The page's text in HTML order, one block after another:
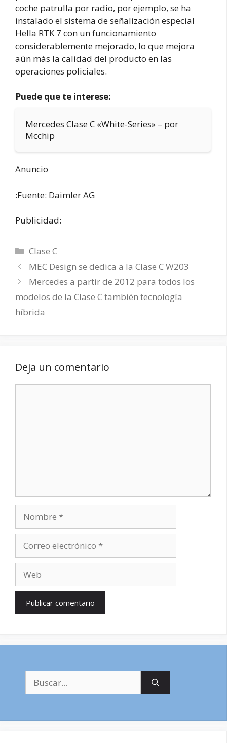
coche patrulla por radio, por ejemplo, se ha
instalado el sistema de señalización especial
Hella RTK 7 con un funcionamiento
considerablemente mejorado, lo que mejora
aún más la calidad del producto en las
operaciones policiales.
Puede que te interese:
Mercedes Clase C «White-Series» – por
Mcchip
Anuncio
:Fuente: Daimler AG
Publicidad:
Categorías
Clase C
MEC Design se dedica a la Clase C W203
Mercedes a partir de 2012 para todos los
modelos de la Clase C también tecnología
híbrida
Deja un comentario
electrónico